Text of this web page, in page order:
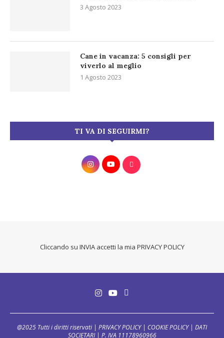
3 Agosto 2023
Cane in vacanza: 5 consigli per
viverlo al meglio
1 Agosto 2023
TI VA DI SEGUIRMI?
Cliccando su INVIA accetti la mia PRIVACY POLICY
@2025 Tutti i diritti riservati | PRIVACY POLICY| COOKIE POLICY| DATI
SOCIETARI| P. IVA 11178960966